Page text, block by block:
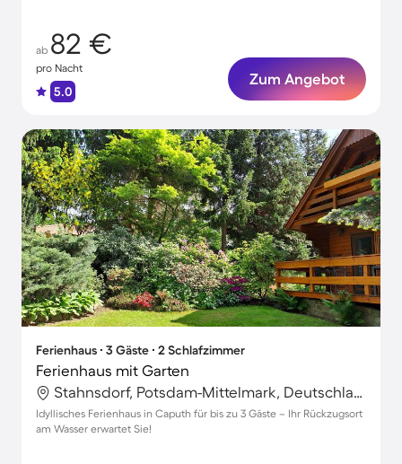
ab 82 €
pro Nacht
5.0
Zum Angebot
Ferienhaus ∙ 3 Gäste ∙ 2 Schlafzimmer
Ferienhaus mit Garten
Stahnsdorf, Potsdam-Mittelmark, Deutschland
Idyllisches Ferienhaus in Caputh für bis zu 3 Gäste – Ihr Rückzugsort
am Wasser erwartet Sie!